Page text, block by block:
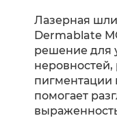
Лазерная
Dermablate
решение для
неровностей,
пигментации
помогает